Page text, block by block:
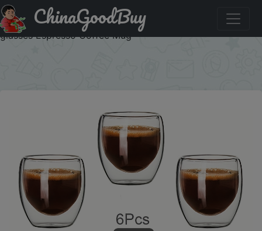
Акція на Double Wall Glass Cup Heat Insulation
Transparent Handmade Tea Drink Cups MINI Whisky
glasses Espresso Coffee Mug
ChinaGoodBuy